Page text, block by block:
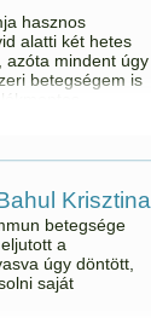
hasznos
alatti két hetes
azóta mindent úgy
betegségem is
amit
Krisztina
betegsége
a
úgy döntött,
saját